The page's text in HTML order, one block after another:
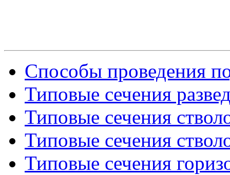
Способы проведения
Типовые сечения
Типовые сечения
Типовые сечения
Типовые сечения